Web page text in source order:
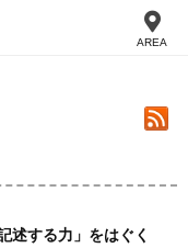
AREA
述する力」をはぐく